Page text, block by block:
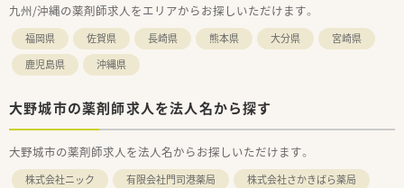
九州/沖縄の薬剤師求人をエリアからお探しいただけます。
福岡県 佐賀県 長崎県 熊本県 大分県
宮崎県
鹿児島県
沖縄県
大野城市の薬剤師求人を法人名から探す
大野城市の薬剤師求人を法人名からお探しいただけます。
株式会社ニック 有限会社門司港薬局
株式会社さかきばら薬局